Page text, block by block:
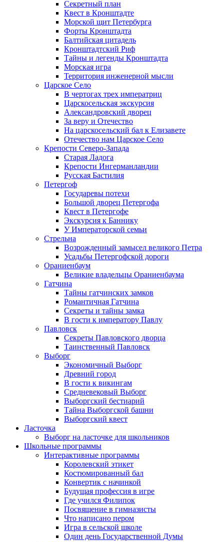
Секретный план
Квест в Кронштадте
Морской щит Петербурга
Форты Кронштадта
Балтийская цитадель
Кронштадтский Риф
Тайны и легенды Кронштадта
Морская игра
Территория инженерной мысли
Царское Село
В чертогах трех императриц
Царскосельская экскурсия
Александровский дворец
За веру и Отечество
На царскосельский бал к Елизавете
Отечество нам Царское Село
Крепости Северо-Запада
Старая Ладога
Крепости Ингерманландии
Русская Бастилия
Петергоф
Государевы потехи
Большой дворец Петергофа
Квест в Петергофе
Экскурсия к Баннику
У Императорской семьи
Стрельна
Возрожденный замысел великого Петра
Усадьбы Петергофской дороги
Ораниенбаум
Великие владельцы Ораниенбаума
Гатчина
Тайны гатчинских замков
Романтичная Гатчина
Секреты и тайны замка
В гости к императору Павлу
Павловск
Секреты Павловского дворца
Таинственный Павловск
Выборг
Экономичный Выборг
Древний город
В гости к викингам
Средневековый Выборг
Выборгский бестиарий
Тайна Выборгской башни
Выборгский квест
Ласточка
Выборг на ласточке для школьников
Школьные программы
Интерактивные программы
Королевский этикет
Костюмированный бал
Конвертик с начинкой
Будущая профессия в игре
Где учился Филипок
Посвящение в гимназисты
Что написано пером
Игра в сельской школе
Один день Государственной Думы